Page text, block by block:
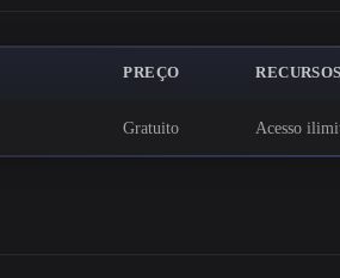
PREÇO RECURSOS
Gratuito Acesso